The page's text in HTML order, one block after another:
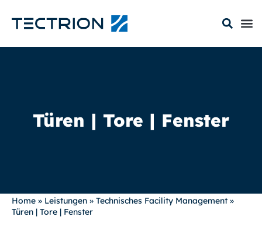
Türen | Tore | Fenster
Home » Leistungen » Technisches Facility Management »
Türen | Tore | Fenster